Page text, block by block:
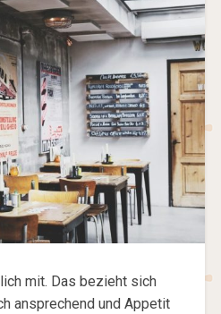
mit. Das bezieht sich
ansprechend und Appetit